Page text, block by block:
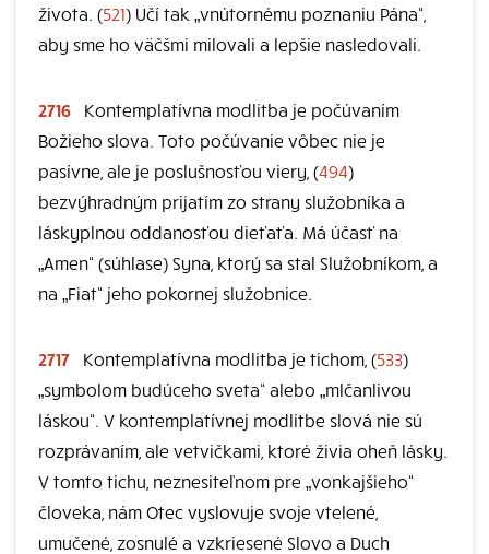
života. (521) Učí tak „vnútornému poznaniu Pána“,
aby sme ho väčšmi milovali a lepšie nasledovali.
2716
Kontemplatívna modlitba je počúvaním
Božieho slova. Toto počúvanie vôbec nie je
pasívne, ale je poslušnosťou viery, (494)
bezvýhradným prijatím zo strany služobníka a
láskyplnou oddanosťou dieťaťa. Má účasť na
„Amen“ (súhlase) Syna, ktorý sa stal Služobníkom, a
na „Fiat“ jeho pokornej služobnice.
2717 Kontemplatívna modlitba je tichom, (533)
„symbolom budúceho sveta“ alebo „mlčanlivou
láskou“. V kontemplatívnej modlitbe slová nie sú
rozprávaním, ale vetvičkami, ktoré živia oheň lásky.
V tomto tichu, neznesiteľnom pre „vonkajšieho“
človeka, nám Otec vyslovuje svoje vtelené,
umučené, zosnulé a vzkriesené Slovo a Duch